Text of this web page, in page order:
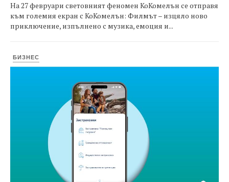
На 27 февруари световният феномен КоКомелън се отправя
към големия екран с КоКомелън: Филмът – изцяло ново
приключение, изпълнено с музика, емоция и...
БИЗНЕС